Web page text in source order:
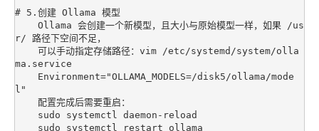
# 5.创建 Ollama 模型
r/ 路径下空间不足，
ma.service
l"